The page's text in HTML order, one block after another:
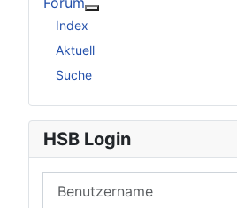
Index
Aktuell
Suche
HSB Login